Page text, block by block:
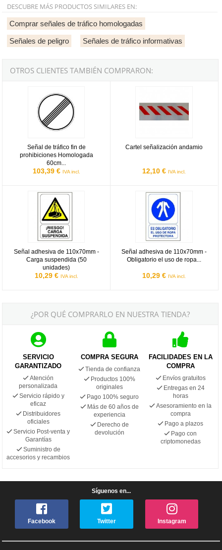
DESCUBRE MÁS PRODUCTOS SIMILARES EN:
Comprar señales de tráfico homologadas
Señales de peligro Señales de tráfico informativas
OTROS CLIENTES TAMBIÉN COMPRARON:
Señal de tráfico fin de
prohibiciones Homologada
60cm...
103,39 € IVA incl.
Cartel señalización andamio
12,10 € IVA incl.
Señal adhesiva de 110x70mm -
Carga suspendida (50
unidades)
10,29 € IVA incl.
Señal adhesiva de 110x70mm - Carga suspendida (50 unidades)
Señal adhesiva de 110x70mm -
Obligatorio el uso de ropa...
10,29 € IVA incl.
Señal adhesiva de 110x70mm -
¿POR QUÉ COMPRARLO EN NUESTRA TIENDA?
SERVICIO
GARANTIZADO
Atención
personalizada
Servicio rápido y
eficaz
Distribuidores
oficiales
Servicio Post-venta y
Garantías
Suministro de
accesorios y recambios
COMPRA SEGURA
Tienda de confianza
Productos 100%
originales
Pago 100% seguro
Más de 60 años de
experiencia
Derecho de
devolución
FACILIDADES EN LA
COMPRA
Envíos gratuitos
Entregas en 24
horas
Asesoramiento en la
compra
Pago a plazos
Pago con
criptomonedas
Síguenos en...
Facebook Twitter Instagram